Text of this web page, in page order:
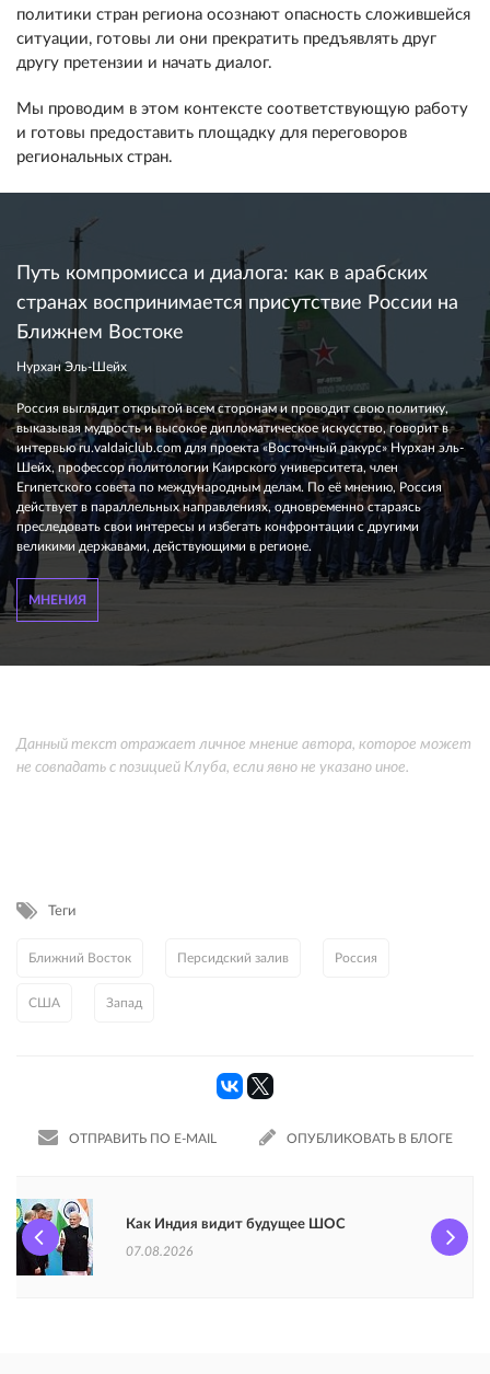
политики стран региона осознают опасность сложившейся
ситуации, готовы ли они прекратить предъявлять друг
другу претензии и начать диалог.
Мы проводим в этом контексте соответствующую работу
и готовы предоставить площадку для переговоров
региональных стран.
Путь компромисса и диалога: как в арабских
странах воспринимается присутствие России на
Ближнем Востоке
Нурхан Эль-Шейх
Россия выглядит открытой всем сторонам и проводит свою политику,
выказывая мудрость и высокое дипломатическое искусство, говорит в
интервью ru.valdaiclub.com для проекта «Восточный ракурс» Нурхан эль-
Шейх, профессор политологии Каирского университета, член
Египетского совета по международным делам. По её мнению, Россия
действует в параллельных направлениях, одновременно стараясь
преследовать свои интересы и избегать конфронтации с другими
великими державами, действующими в регионе.
МНЕНИЯ
Данный текст отражает личное мнение автора, которое может
не совпадать с позицией Клуба, если явно не указано иное.
Теги
Ближний Восток Персидский залив Россия
США Запад
ОТПРАВИТЬ ПО E-MAIL ОПУБЛИКОВАТЬ В БЛОГЕ
Как Индия видит будущее ШОС
07.08.2026